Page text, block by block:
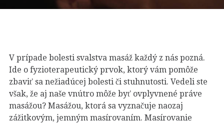
V prípade bolesti svalstva masáž každý z nás pozná.
Ide o fyzioterapeutický prvok, ktorý vám pomôže
zbaviť sa nežiadúcej bolesti či stuhnutosti. Vedeli ste
však, že aj naše vnútro môže byť ovplyvnené práve
masážou? Masážou, ktorá sa vyznačuje naozaj
zážitkovým, jemným masírovaním. Masírovanie